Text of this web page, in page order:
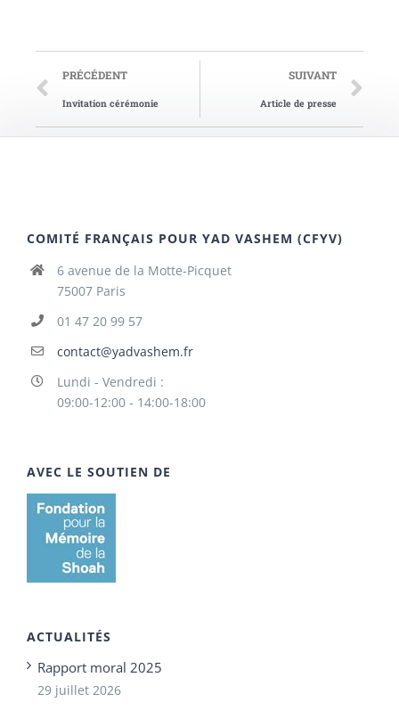
PRÉCÉDENT
Invitation cérémonie
SUIVANT
Article de presse
COMITÉ FRANÇAIS POUR YAD VASHEM (CFYV)
6 avenue de la Motte-Picquet
75007 Paris
01 47 20 99 57
contact@yadvashem.fr
Lundi - Vendredi :
09:00-12:00 - 14:00-18:00
AVEC LE SOUTIEN DE
ACTUALITÉS
Rapport moral 2025
29 juillet 2026